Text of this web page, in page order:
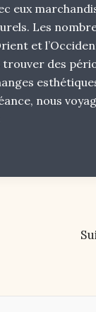
eux
Les
et
trouver des
nous